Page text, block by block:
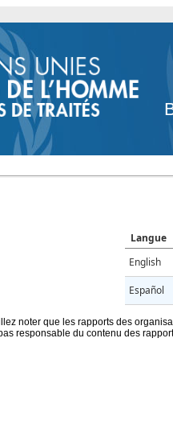
Langue
English
Español
noter que les rapports des
responsable du contenu des